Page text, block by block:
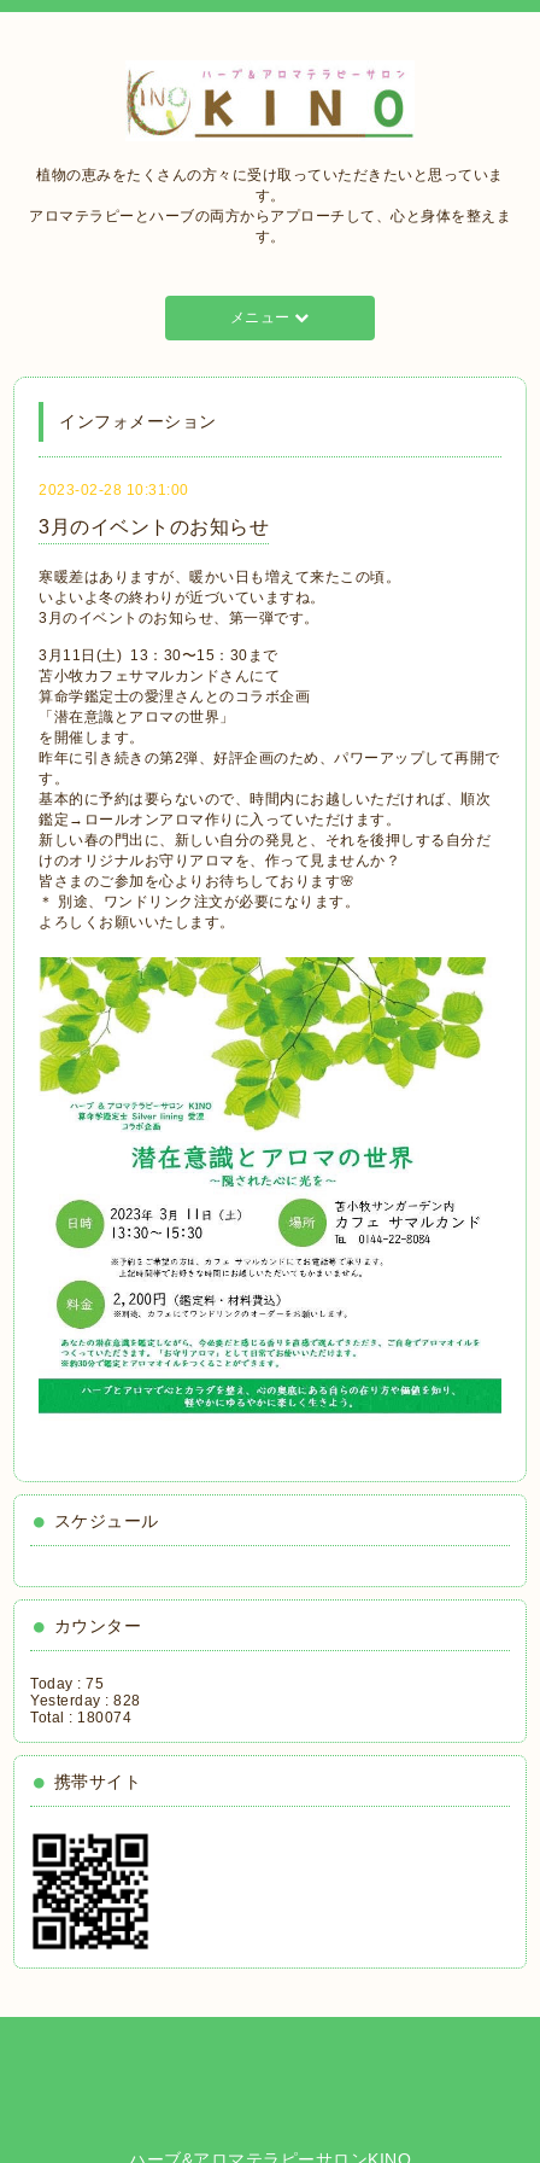
植物の恵みをたくさんの方々に受け取っていただきたいと思っていま
す。
アロマテラピーとハーブの両方からアプローチして、心と身体を整えま
す。
メニュー
インフォメーション
2023-02-28 10:31:00
3月のイベントのお知らせ
寒暖差はありますが、暖かい日も増えて来たこの頃。
いよいよ冬の終わりが近づいていますね。
3月のイベントのお知らせ、第一弾です。
3月11日(土) 13：30〜15：30まで
苫小牧カフェサマルカンドさんにて
算命学鑑定士の愛浬さんとのコラボ企画
「潜在意識とアロマの世界」
を開催します。
昨年に引き続きの第2弾、好評企画のため、パワーアップして再開で
す。
基本的に予約は要らないので、時間内にお越しいただければ、順次
鑑定→ロールオンアロマ作りに入っていただけます。
新しい春の門出に、新しい自分の発見と、それを後押しする自分だ
けのオリジナルお守りアロマを、作って見ませんか？
皆さまのご参加を心よりお待ちしております🌸
＊ 別途、ワンドリンク注文が必要になります。
よろしくお願いいたします。
スケジュール
カウンター
Today :75
Yesterday :828
Total : 180074
携帯サイト
ハーブ&アロマテラピーサロンKINO